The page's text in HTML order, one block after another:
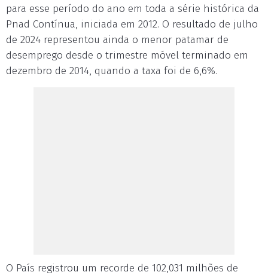
para esse período do ano em toda a série histórica da
Pnad Contínua, iniciada em 2012. O resultado de julho
de 2024 representou ainda o menor patamar de
desemprego desde o trimestre móvel terminado em
dezembro de 2014, quando a taxa foi de 6,6%.
O País registrou um recorde de 102,031 milhões de